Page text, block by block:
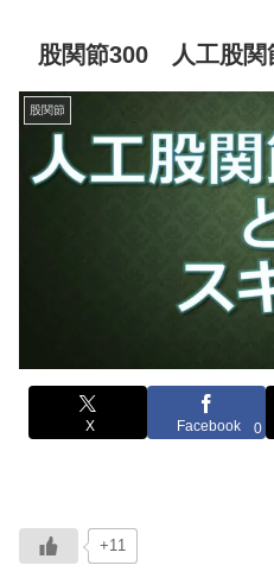
股関節300 人工股関
股関節
X Facebook 0
+11